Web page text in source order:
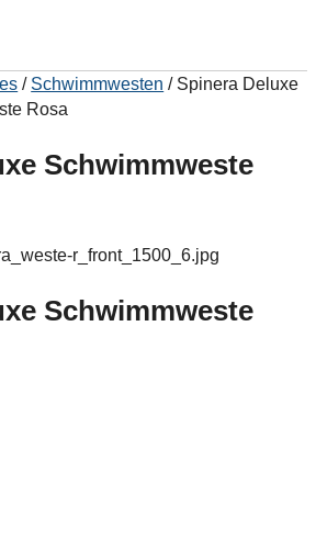
/ Schwimmwesten / Spinera Deluxe
Rosa
Schwimmweste
Schwimmweste